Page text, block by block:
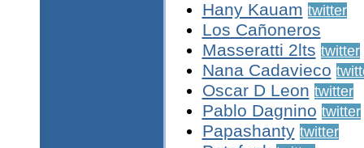
Hany Kauam twitter
Los Cañoneros
Masseratti 2lts twitter
Nana Cadavieco
Oscar D Leon twitter
Pablo Dagnino twitter
Papashanty twitter